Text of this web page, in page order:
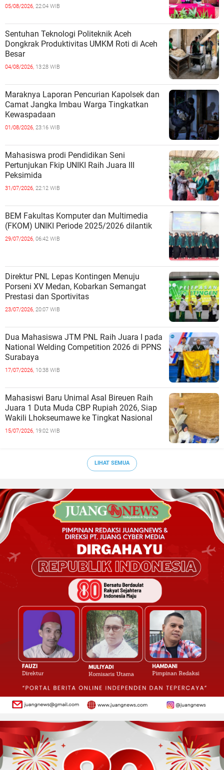
05/08/2026, 22:04 WIB
Sentuhan Teknologi Politeknik Aceh
Dongkrak Produktivitas UMKM Roti di Aceh
Besar
04/08/2026, 13:28 WIB
Maraknya Laporan Pencurian Kapolsek dan
Camat Jangka Imbau Warga Tingkatkan
Kewaspadaan
01/08/2026, 23:16 WIB
Mahasiswa prodi Pendidikan Seni
Pertunjukan Fkip UNIKI Raih Juara III
Peksimida
31/07/2026, 22:12 WIB
BEM Fakultas Komputer dan Multimedia
(FKOM) UNIKI Periode 2025/2026 dilantik
29/07/2026, 06:42 WIB
Direktur PNL Lepas Kontingen Menuju
Porseni XV Medan, Kobarkan Semangat
Prestasi dan Sportivitas
23/07/2026, 20:07 WIB
Dua Mahasiswa JTM PNL Raih Juara I pada
National Welding Competition 2026 di PPNS
Surabaya
17/07/2026, 10:38 WIB
Mahasiswi Baru Unimal Asal Bireuen Raih
Juara 1 Duta Muda CBP Rupiah 2026, Siap
Wakili Lhokseumawe ke Tingkat Nasional
15/07/2026, 19:02 WIB
LIHAT SEMUA